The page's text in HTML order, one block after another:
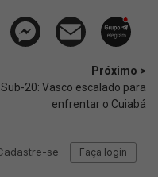
Próximo >
Sub-20: Vasco escalado para
enfrentar o Cuiabá